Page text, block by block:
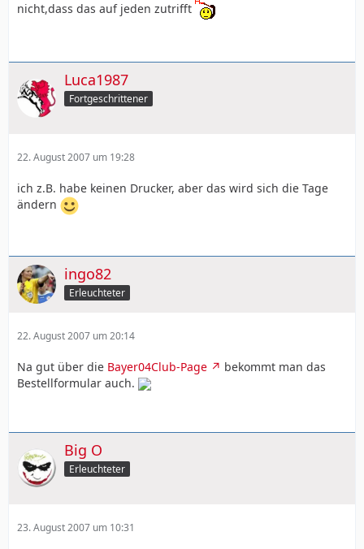
nicht,dass das auf jeden zutrifft
Luca1987
Fortgeschrittener
22. August 2007 um 19:28
ich z.B. habe keinen Drucker, aber das wird sich die Tage
ändern
ingo82
Erleuchteter
22. August 2007 um 20:14
Na gut über die Bayer04Club-Page
bekommt man das
Bestellformular auch.
Big O
Erleuchteter
23. August 2007 um 10:31